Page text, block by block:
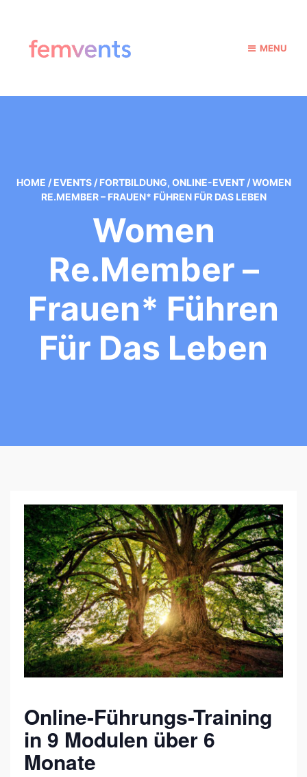
MENU
HOME / EVENTS / FORTBILDUNG, ONLINE-EVENT / WOMEN
RE.MEMBER – FRAUEN* FÜHREN FÜR DAS LEBEN
Women
Re.Member –
Frauen* Führen
Für Das Leben
W
O
M
E
N
R
E
.
M
M
B
E
Online-Führungs-Training
in 9 Modulen über 6
Monate